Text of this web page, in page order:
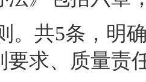
。 共5条 ， 明
要求、质量责